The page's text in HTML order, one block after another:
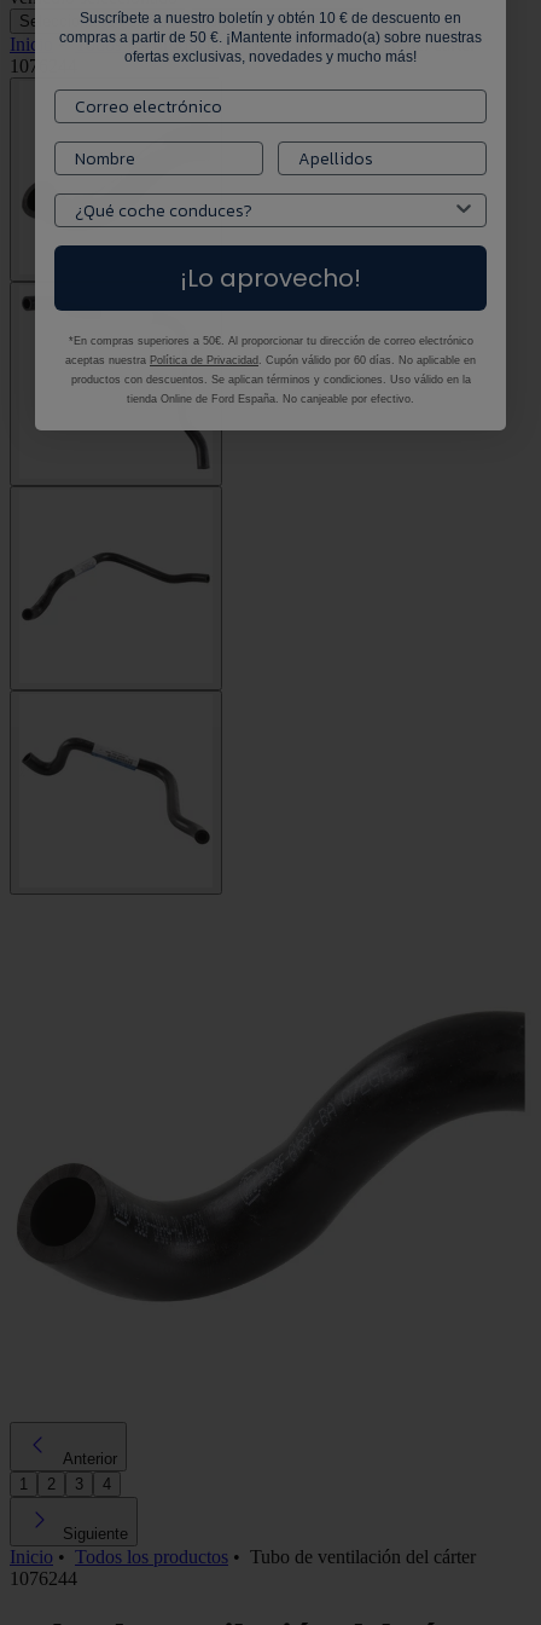
Selecciona tu vehículo Selecciona tu vehículo
Inicio • Todos los productos• Tubo de ventilación del cárter
1076244
Anterior
1
2 3 4
Siguiente
Inicio • Todos los productos • Tubo de ventilación del cárter
1076244
Suscríbete a nuestro boletín y obtén 10 € de descuento en
compras a partir de 50 €. ¡Mantente informado(a) sobre nuestras
ofertas exclusivas, novedades y mucho más!
¡Lo aprovecho!
*En compras superiores a 50€. Al proporcionar tu dirección de correo electrónico
aceptas nuestra Política de Privacidad . Cupón válido por 60 días. No aplicable en
productos con descuentos. Se aplican términos y condiciones. Uso válido en la
tienda Online de Ford España. No canjeable por efectivo.